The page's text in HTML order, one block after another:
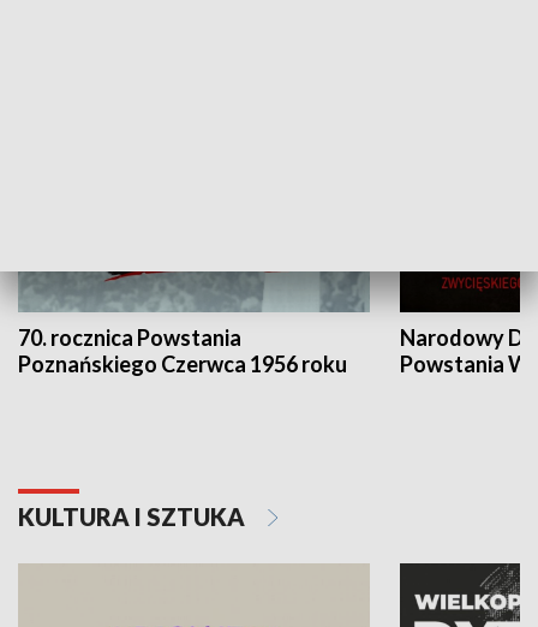
70. rocznica Powstania
Poznańskiego Czerwca 1956 roku
Narodowy
Powstania
KULTURA I SZTUKA